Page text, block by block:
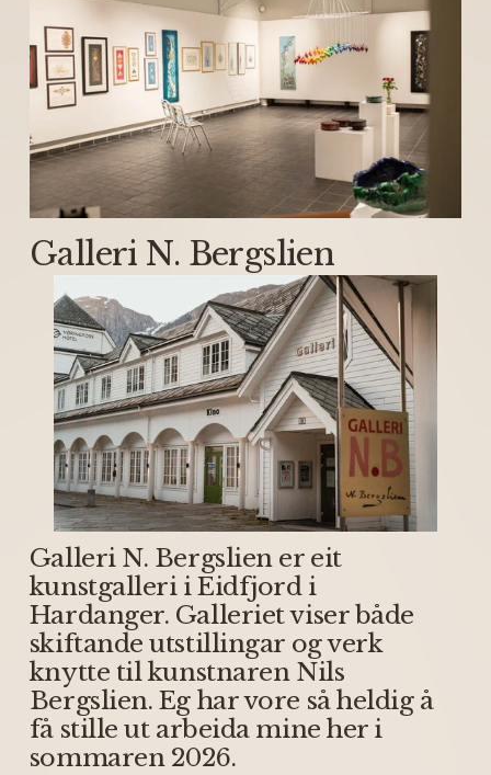
Galleri N. Bergslien
Galleri N. Bergslien er eit
kunstgalleri i Eidfjord i
Hardanger. Galleriet viser både
skiftande utstillingar og verk
knytte til kunstnaren Nils
Bergslien. Eg har vore så heldig å
få stille ut arbeida mine her i
sommaren 2026.